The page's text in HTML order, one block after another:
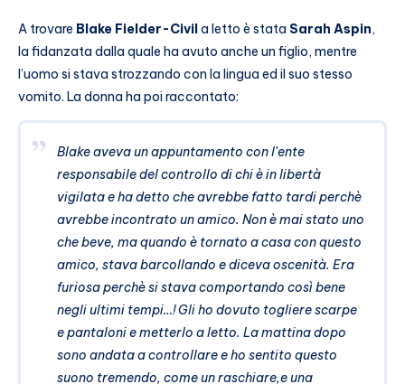
A trovare Blake Fielder-Civil a letto è stata Sarah Aspin,
la fidanzata dalla quale ha avuto anche un figlio, mentre
l’uomo si stava strozzando con la lingua ed il suo stesso
vomito. La donna ha poi raccontato:
Blake aveva un appuntamento con l’ente
responsabile del controllo di chi è in libertà
vigilata e ha detto che avrebbe fatto tardi perchè
avrebbe incontrato un amico. Non è mai stato uno
che beve, ma quando è tornato a casa con questo
amico, stava barcollando e diceva oscenità. Era
furiosa perchè si stava comportando così bene
negli ultimi tempi…! Gli ho dovuto togliere scarpe
e pantaloni e metterlo a letto. La mattina dopo
sono andata a controllare e ho sentito questo
suono tremendo, come un raschiare,e una